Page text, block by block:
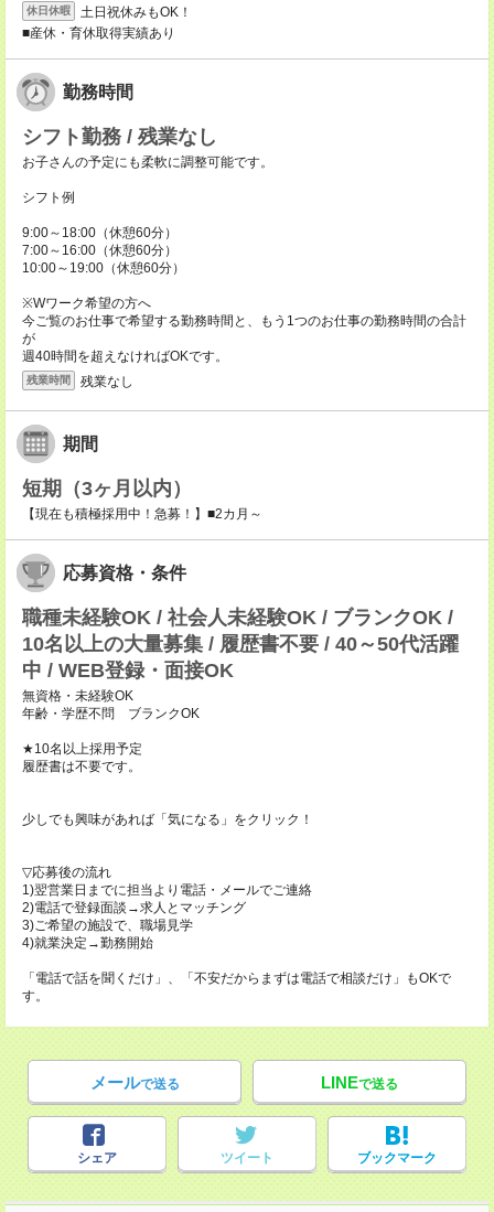
休日休暇
土日祝休みもOK！
■産休・育休取得実績あり
勤務時間
シフト勤務 / 残業なし
お子さんの予定にも柔軟に調整可能です。
シフト例
9:00～18:00（休憩60分）
7:00～16:00（休憩60分）
10:00～19:00（休憩60分）
※Wワーク希望の方へ
今ご覧のお仕事で希望する勤務時間と、もう1つのお仕事の勤務時間の合計
が
週40時間を超えなければOKです。
残業時間 残業なし
期間
短期（3ヶ月以内）
【現在も積極採用中！急募！】■2カ月～
応募資格・条件
職種未経験OK / 社会人未経験OK / ブランクOK /
10名以上の大量募集 / 履歴書不要 / 40～50代活躍
中 / WEB登録・面接OK
無資格・未経験OK
年齢・学歴不問 ブランクOK
★10名以上採用予定
履歴書は不要です。
少しでも興味があれば「気になる」をクリック！
▽応募後の流れ
1)翌営業日までに担当より電話・メールでご連絡
2)電話で登録面談→求人とマッチング
3)ご希望の施設で、職場見学
4)就業決定→勤務開始
「電話で話を聞くだけ」、「不安だからまずは電話で相談だけ」もOKで
す。
メールで送る LINEで送る
シェア ツイート ブックマーク